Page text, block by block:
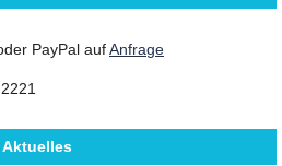
PayPal aufAnfrage
Aktuelles